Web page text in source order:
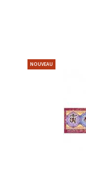
NOUVEAU